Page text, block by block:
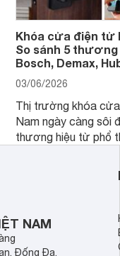
Khóa cửa điện tử
So sánh 5 thương
Bosch, Demax,
03/06/2026
Thị trường khóa
Nam ngày càng sôi
thương hiệu từ phổ
cửa điện tử hãng
sẽ so sánh 5
Demax, Hubert và
NAM
Đống Đa,